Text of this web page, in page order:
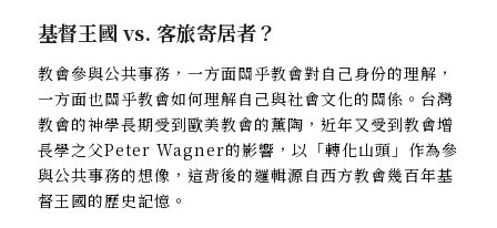
基督王國 vs. 客旅寄居者？
教會參與公共事務，一方面關乎教會對自己身份的理解，
一方面也關乎教會如何理解自己與社會文化的關係。台灣
教會的神學長期受到歐美教會的薰陶，近年又受到教會增
長學之父Peter Wagner的影響，以「轉化山頭」作為參
與公共事務的想像，這背後的邏輯源自西方教會幾百年基
督王國的歷史記憶。